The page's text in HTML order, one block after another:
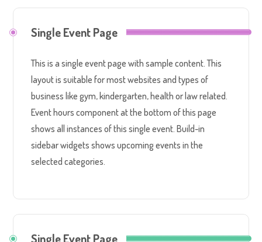
Single Event Page
This is a single event page with sample content. This
layout is suitable for most websites and types of
business like gym, kindergarten, health or law related.
Event hours component at the bottom of this page
shows all instances of this single event. Build-in
sidebar widgets shows upcoming events in the
selected categories.
Single Event Page